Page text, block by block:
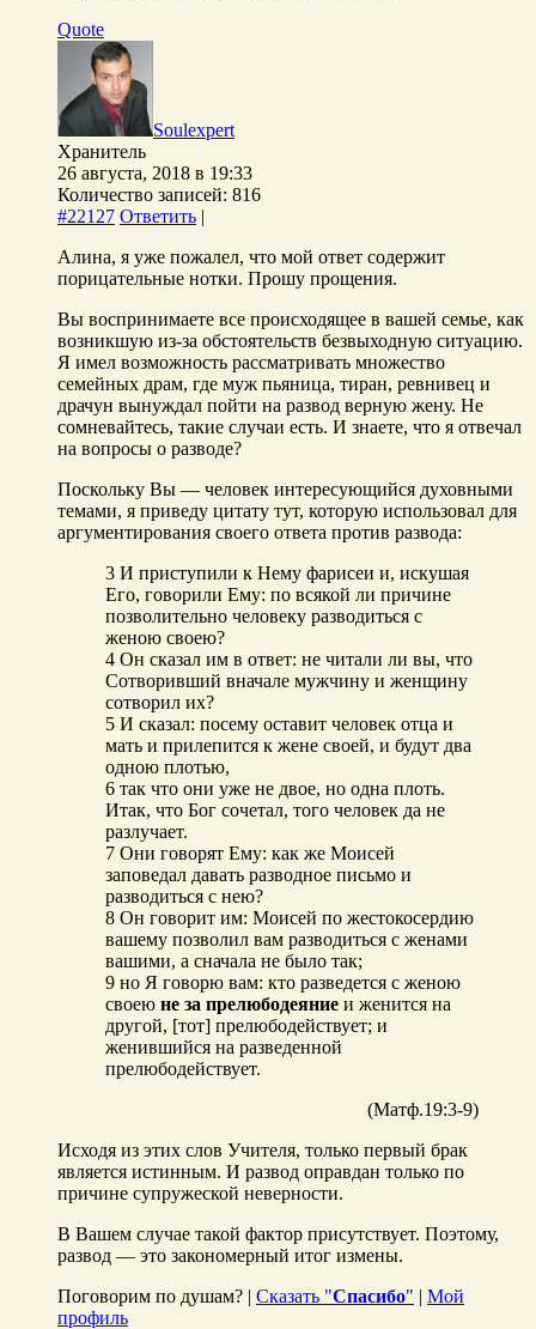
Quote
Soulexpert
Хранитель
26 августа, 2018 в 19:33
Количество записей: 816
#22127 Ответить |
Алина, я уже пожалел, что мой ответ содержит
порицательные нотки. Прошу прощения.
Вы воспринимаете все происходящее в вашей семье, как
возникшую из-за обстоятельств безвыходную ситуацию.
Я имел возможность рассматривать множество
семейных драм, где муж пьяница, тиран, ревнивец и
драчун вынуждал пойти на развод верную жену. Не
сомневайтесь, такие случаи есть. И знаете, что я отвечал
на вопросы о разводе?
Поскольку Вы — человек интересующийся духовными
темами, я приведу цитату тут, которую использовал для
аргументирования своего ответа против развода:
3 И приступили к Нему фарисеи и, искушая
Его, говорили Ему: по всякой ли причине
позволительно человеку разводиться с
женою своею?
4 Он сказал им в ответ: не читали ли вы, что
Сотворивший вначале мужчину и женщину
сотворил их?
5 И сказал: посему оставит человек отца и
мать и прилепится к жене своей, и будут два
одною плотью,
6 так что они уже не двое, но одна плоть.
Итак, что Бог сочетал, того человек да не
разлучает.
7 Они говорят Ему: как же Моисей
заповедал давать разводное письмо и
разводиться с нею?
8 Он говорит им: Моисей по жестокосердию
вашему позволил вам разводиться с женами
вашими, а сначала не было так;
9 но Я говорю вам: кто разведется с женою
своею не за прелюбодеяние и женится на
другой, [тот] прелюбодействует; и
женившийся на разведенной
прелюбодействует.
(Матф.19:3-9)
Исходя из этих слов Учителя, только первый брак
является истинным. И развод оправдан только по
причине супружеской неверности.
В Вашем случае такой фактор присутствует. Поэтому,
развод — это закономерный итог измены.
Поговорим по душам? | Сказать "Спасибо" | Мой
профиль